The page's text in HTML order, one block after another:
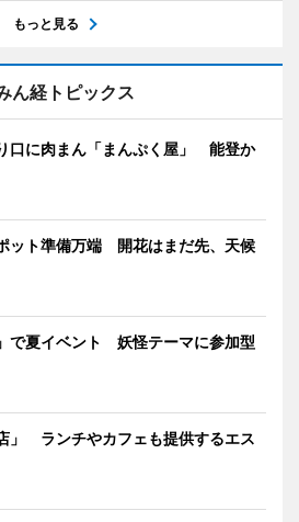
もっと見る
ん経トピックス
口に肉まん「まんぷく屋」 能登か
ット準備万端 開花はまだ先、天候
で夏イベント 妖怪テーマに参加型
」 ランチやカフェも提供するエス